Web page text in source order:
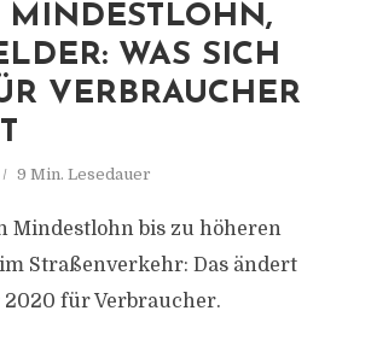
MINDESTLOHN,
WAS SICH 2
VERBRAUCHER Ä
9 Min. Lesedauer
Mindestlohn bis zu höheren
Straßenverkehr: Das ändert
für Verbraucher.